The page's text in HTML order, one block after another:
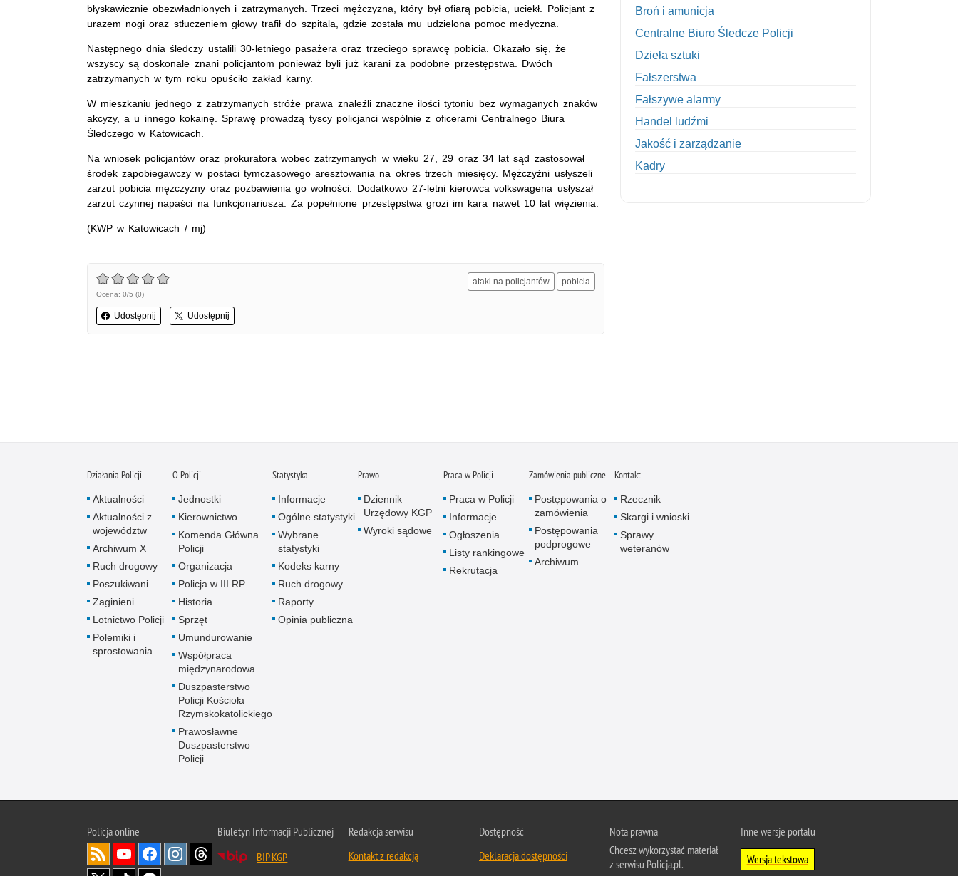
błyskawicznie obezwładnionych i zatrzymanych. Trzeci mężczyzna, który był ofiarą pobicia, uciekł. Policjant z
urazem nogi oraz stłuczeniem głowy trafił do szpitala, gdzie została mu udzielona pomoc medyczna.
Następnego dnia śledczy ustalili 30-letniego pasażera oraz trzeciego sprawcę pobicia. Okazało się, że
wszyscy są doskonale znani policjantom ponieważ byli już karani za podobne przestępstwa. Dwóch
zatrzymanych w tym roku opuściło zakład karny.
W mieszkaniu jednego z zatrzymanych stróże prawa znaleźli znaczne ilości tytoniu bez wymaganych znaków
akcyzy, a u innego kokainę. Sprawę prowadzą tyscy policjanci wspólnie z oficerami Centralnego Biura
Śledczego w Katowicach.
Na wniosek policjantów oraz prokuratora wobec zatrzymanych w wieku 27, 29 oraz 34 lat sąd zastosował
środek zapobiegawczy w postaci tymczasowego aresztowania na okres trzech miesięcy. Mężczyźni usłyszeli
zarzut pobicia mężczyzny oraz pozbawienia go wolności. Dodatkowo 27-letni kierowca volkswagena usłyszał
zarzut czynnej napaści na funkcjonariusza. Za popełnione przestępstwa grozi im kara nawet 10 lat więzienia.
(KWP w Katowicach / mj)
Ocena: 0/5 (0)
Udostępnij Udostępnij
ataki na policjantów pobicia
Broń i amunicja
Centralne Biuro Śledcze Policji
Dzieła sztuki
Fałszerstwa
Fałszywe alarmy
Handel ludźmi
Jakość i zarządzanie
Kadry
Nietrzeźwi opiekunowie
Nietrzeźwi pracownicy
Niszczenie mienia
Nowoczesne technologie w pracy Policji
Pożary i podpalenia
Pranie brudnych pieniędzy
Prawa człowieka
Działania Policji
Aktualności
Aktualności z
województw
Archiwum X
Ruch drogowy
Poszukiwani
Zaginieni
Lotnictwo Policji
Polemiki i
sprostowania
O Policji
Jednostki
Kierownictwo
Komenda Główna
Policji
Organizacja
Policja w III RP
Historia
Sprzęt
Umundurowanie
Współpraca
międzynarodowa
Duszpasterstwo
Policji Kościoła
Rzymskokatolickiego
Prawosławne
Duszpasterstwo
Policji
Statystyka
Informacje
Ogólne statystyki
Wybrane
statystyki
Kodeks karny
Ruch drogowy
Raporty
Opinia publiczna
Prawo
Dziennik
Urzędowy KGP
Wyroki sądowe
Praca w Policji
Praca w Policji
Informacje
Ogłoszenia
Listy rankingowe
Rekrutacja
Zamówienia publiczne
Postępowania o
zamówienia
Postępowania
podprogowe
Archiwum
Kontakt
Rzecznik
Skargi i wnioski
Sprawy
weteranów
Policjaonline
Biuletyn Informacji Publicznej
BIP KGP
Redakcja serwisu
Kontakt z redakcją
Dostępność
Deklaracja dostępności
Nota prawna
Chcesz wykorzystać materiał
z serwisu Policja.pl.
Inne wersje portalu
Wersja tekstowa